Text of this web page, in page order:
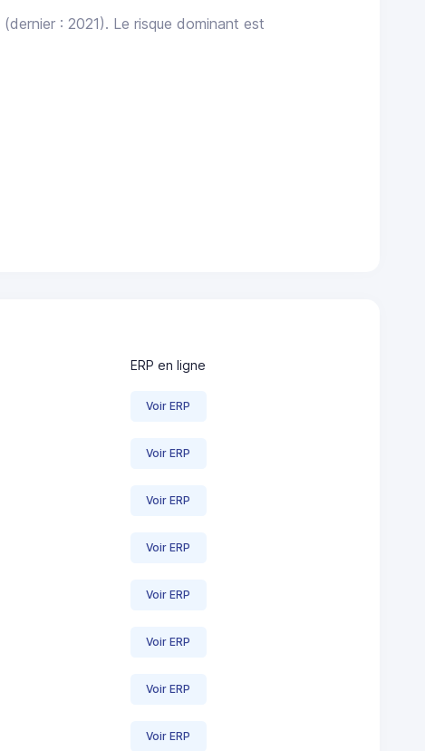
(dernier : 2021). Le risque dominant est
ERP en ligne
Voir ERP
Voir ERP
Voir ERP
Voir ERP
Voir ERP
Voir ERP
Voir ERP
Voir ERP